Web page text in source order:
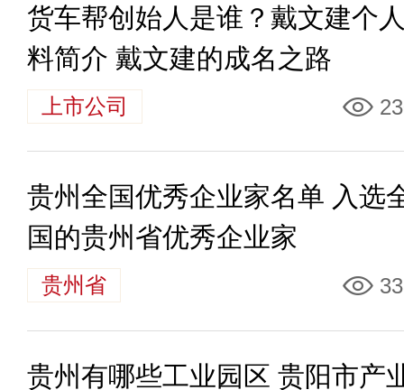
货车帮创始人是谁？戴文建个
料简介 戴文建的成名之路
上市公司
贵州全国优秀企业家名单 入选
国的贵州省优秀企业家
贵州省
贵州有哪些工业园区 贵阳市产